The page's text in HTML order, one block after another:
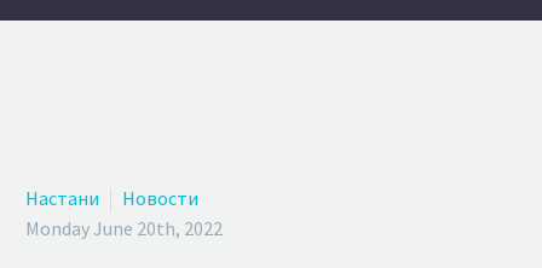
Настани
Новости
Monday June 20th, 2022